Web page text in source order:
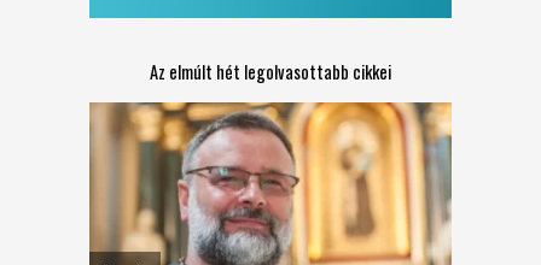
Az elmúlt hét legolvasottabb cikkei